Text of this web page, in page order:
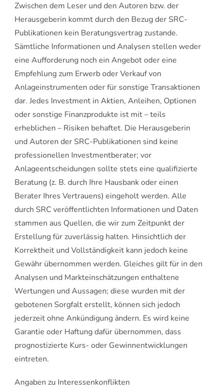
Zwischen dem Leser und den Autoren bzw. der
Herausgeberin kommt durch den Bezug der SRC-
Publikationen kein Beratungsvertrag zustande.
Sämtliche Informationen und Analysen stellen weder
eine Aufforderung noch ein Angebot oder eine
Empfehlung zum Erwerb oder Verkauf von
Anlageinstrumenten oder für sonstige Transaktionen
dar. Jedes Investment in Aktien, Anleihen, Optionen
oder sonstige Finanzprodukte ist mit – teils
erheblichen – Risiken behaftet. Die Herausgeberin
und Autoren der SRC-Publikationen sind keine
professionellen Investmentberater; vor
Anlageentscheidungen sollte stets eine qualifizierte
Beratung (z. B. durch Ihre Hausbank oder einen
Berater Ihres Vertrauens) eingeholt werden. Alle
durch SRC veröffentlichten Informationen und Daten
stammen aus Quellen, die wir zum Zeitpunkt der
Erstellung für zuverlässig halten. Hinsichtlich der
Korrektheit und Vollständigkeit kann jedoch keine
Gewähr übernommen werden. Gleiches gilt für in den
Analysen und Markteinschätzungen enthaltene
Wertungen und Aussagen; diese wurden mit der
gebotenen Sorgfalt erstellt, können sich jedoch
jederzeit ohne Ankündigung ändern. Es wird keine
Garantie oder Haftung dafür übernommen, dass
prognostizierte Kurs- oder Gewinnentwicklungen
eintreten.
Angaben zu Interessenkonflikten